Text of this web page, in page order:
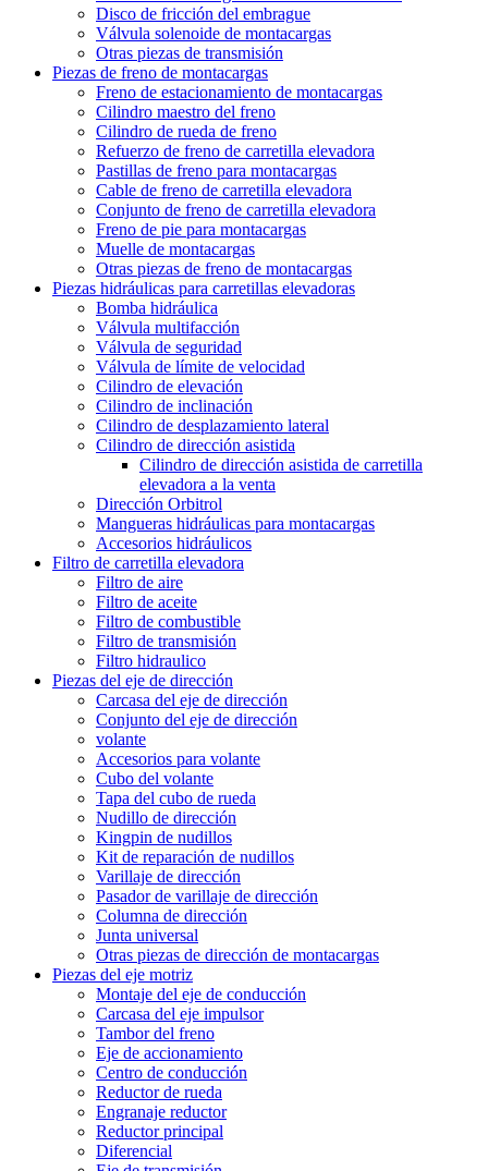
Disco de fricción del embrague
Válvula solenoide de montacargas
Otras piezas de transmisión
Piezas de freno de montacargas
Freno de estacionamiento de montacargas
Cilindro maestro del freno
Cilindro de rueda de freno
Refuerzo de freno de carretilla elevadora
Pastillas de freno para montacargas
Cable de freno de carretilla elevadora
Conjunto de freno de carretilla elevadora
Freno de pie para montacargas
Muelle de montacargas
Otras piezas de freno de montacargas
Piezas hidráulicas para carretillas elevadoras
Bomba hidráulica
Válvula multifacción
Válvula de seguridad
Válvula de límite de velocidad
Cilindro de elevación
Cilindro de inclinación
Cilindro de desplazamiento lateral
Cilindro de dirección asistida
Cilindro de dirección asistida de carretilla
elevadora a la venta
Dirección Orbitrol
Mangueras hidráulicas para montacargas
Accesorios hidráulicos
Filtro de carretilla elevadora
Filtro de aire
Filtro de aceite
Filtro de combustible
Filtro de transmisión
Filtro hidraulico
Piezas del eje de dirección
Carcasa del eje de dirección
Conjunto del eje de dirección
volante
Accesorios para volante
Cubo del volante
Tapa del cubo de rueda
Nudillo de dirección
Kingpin de nudillos
Kit de reparación de nudillos
Varillaje de dirección
Pasador de varillaje de dirección
Columna de dirección
Junta universal
Otras piezas de dirección de montacargas
Piezas del eje motriz
Montaje del eje de conducción
Carcasa del eje impulsor
Tambor del freno
Eje de accionamiento
Centro de conducción
Reductor de rueda
Engranaje reductor
Reductor principal
Diferencial